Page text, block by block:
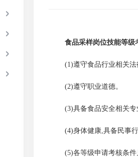
食品采样岗位技能等级
(1)遵守食品行业相关
(2)遵守职业道德。
(3)具备食品安全相关
(4)身体健康,具备民事
(5)各等级申请考核条